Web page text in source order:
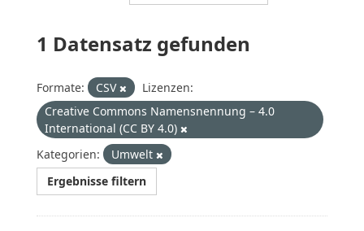
1 Datensatz gefunden
Formate: CSV
Lizenzen:
Creative Commons Namensnennung – 4.0
International (CC BY 4.0)
Kategorien:
Umwelt
Ergebnisse filtern